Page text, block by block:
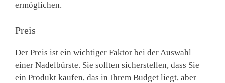
ermöglichen.
Preis
Der Preis ist ein wichtiger Faktor bei der Auswahl
einer Nadelbürste. Sie sollten sicherstellen, dass Sie
ein Produkt kaufen, das in Ihrem Budget liegt, aber